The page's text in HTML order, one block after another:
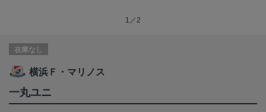
1／2
在庫なし
横浜Ｆ・マリノス
一丸ユニ